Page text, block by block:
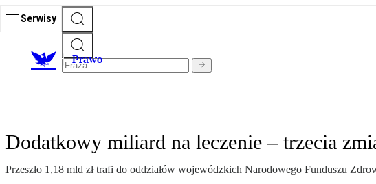
Serwisy
Prawo
Dodatkowy miliard na leczenie – trzecia
Przeszło 1,18 mld zł trafi do oddziałów wojewódzkich Narodowego Funduszu